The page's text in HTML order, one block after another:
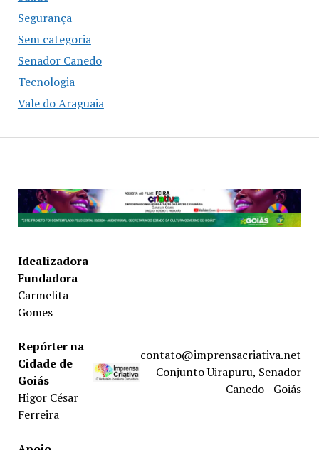
Segurança
Sem categoria
Senador Canedo
Tecnologia
Vale do Araguaia
Idealizadora-
Fundadora
Carmelita
Gomes
Repórter na
Cidade de
Goiás
Higor César
Ferreira
contato@imprensacriativa.net
Conjunto Uirapuru, Senador
Canedo - Goiás